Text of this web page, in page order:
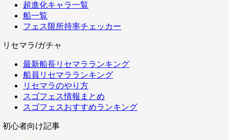
超進化キャラ一覧
船一覧
フェス限所持率チェッカー
リセマラ/ガチャ
最新船長リセマラランキング
船員リセマラランキング
リセマラのやり方
スゴフェス情報まとめ
スゴフェスおすすめランキング
初心者向け記事